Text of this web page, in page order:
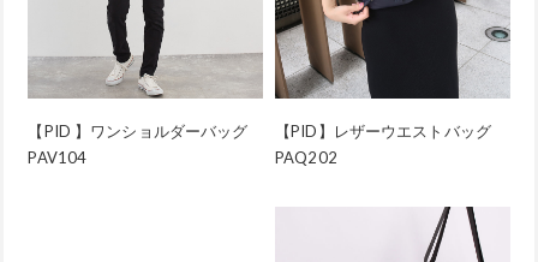
【PID 】ワンショルダーバッグ
PAV104
【PID】レザーウエストバッグ
PAQ202